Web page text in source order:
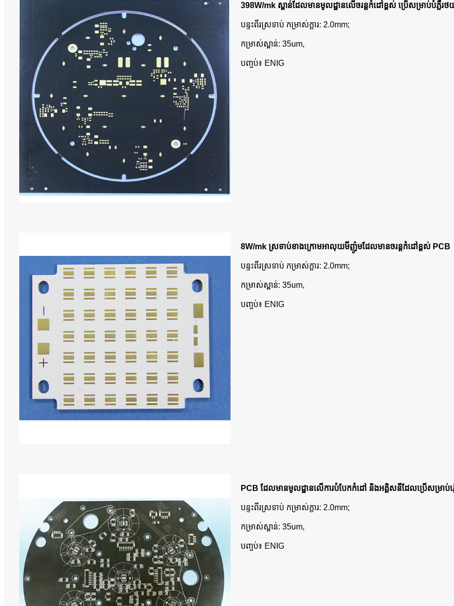
398W/mk ស្ពាន់ដែលមានមូលដ្ឋានលើចរន្តកំដៅខ្ពស់ ប្រើសម្រាប់បំភ្លឺរថ
បន្ទះពីរស្រទាប់ កម្រាស់ក្តារ: 2.0mm;
កម្រាស់ស្ពាន់: 35um,
បញ្ចប់៖ ENIG
8W/mk ស្រទាប់ខាងក្រោមអាលុយមីញ៉ូមដែលមានចរន្តកំដៅខ្ពស់ PCB
បន្ទះពីរស្រទាប់ កម្រាស់ក្តារ: 2.0mm;
កម្រាស់ស្ពាន់: 35um,
បញ្ចប់៖ ENIG
PCB ដែលមានមូលដ្ឋានលើការបំបែកកំដៅ និងអគ្គិសនីដែលប្រើសម្រាប់
បន្ទះពីរស្រទាប់ កម្រាស់ក្តារ: 2.0mm;
កម្រាស់ស្ពាន់: 35um,
បញ្ចប់៖ ENIG